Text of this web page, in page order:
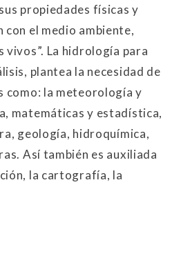
propiedades físicas y
con el medio ambiente,
vivos”. La hidrología para
plantea la necesidad de
como: la meteorología y
matemáticas y estadística,
geología, hidroquímica,
Así también es auxiliada
la cartografía, la